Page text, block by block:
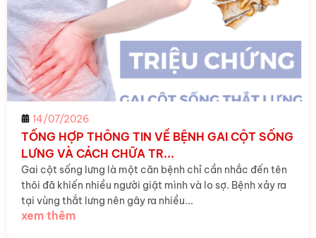
14/07/2026
TỔNG HỢP THÔNG TIN VỀ BỆNH GAI CỘT SỐNG
LƯNG VÀ CÁCH CHỮA TR...
Gai cột sống lưng là một căn bệnh chỉ cần nhắc đến tên
thôi đã khiến nhiều người giật mình và lo sợ. Bệnh xảy ra
tại vùng thắt lưng nên gây ra nhiều...
xem thêm